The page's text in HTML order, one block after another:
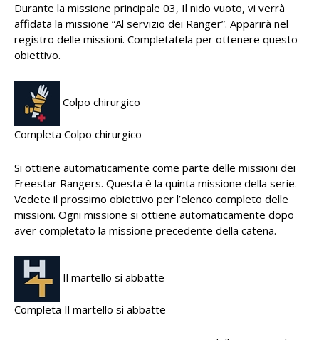
Durante la missione principale 03, Il nido vuoto, vi verrà
affidata la missione “Al servizio dei Ranger”. Apparirà nel
registro delle missioni. Completatela per ottenere questo
obiettivo.
Colpo chirurgico
Completa Colpo chirurgico
Si ottiene automaticamente come parte delle missioni dei
Freestar Rangers. Questa è la quinta missione della serie.
Vedete il prossimo obiettivo per l’elenco completo delle
missioni. Ogni missione si ottiene automaticamente dopo
aver completato la missione precedente della catena.
Il martello si abbatte
Completa Il martello si abbatte